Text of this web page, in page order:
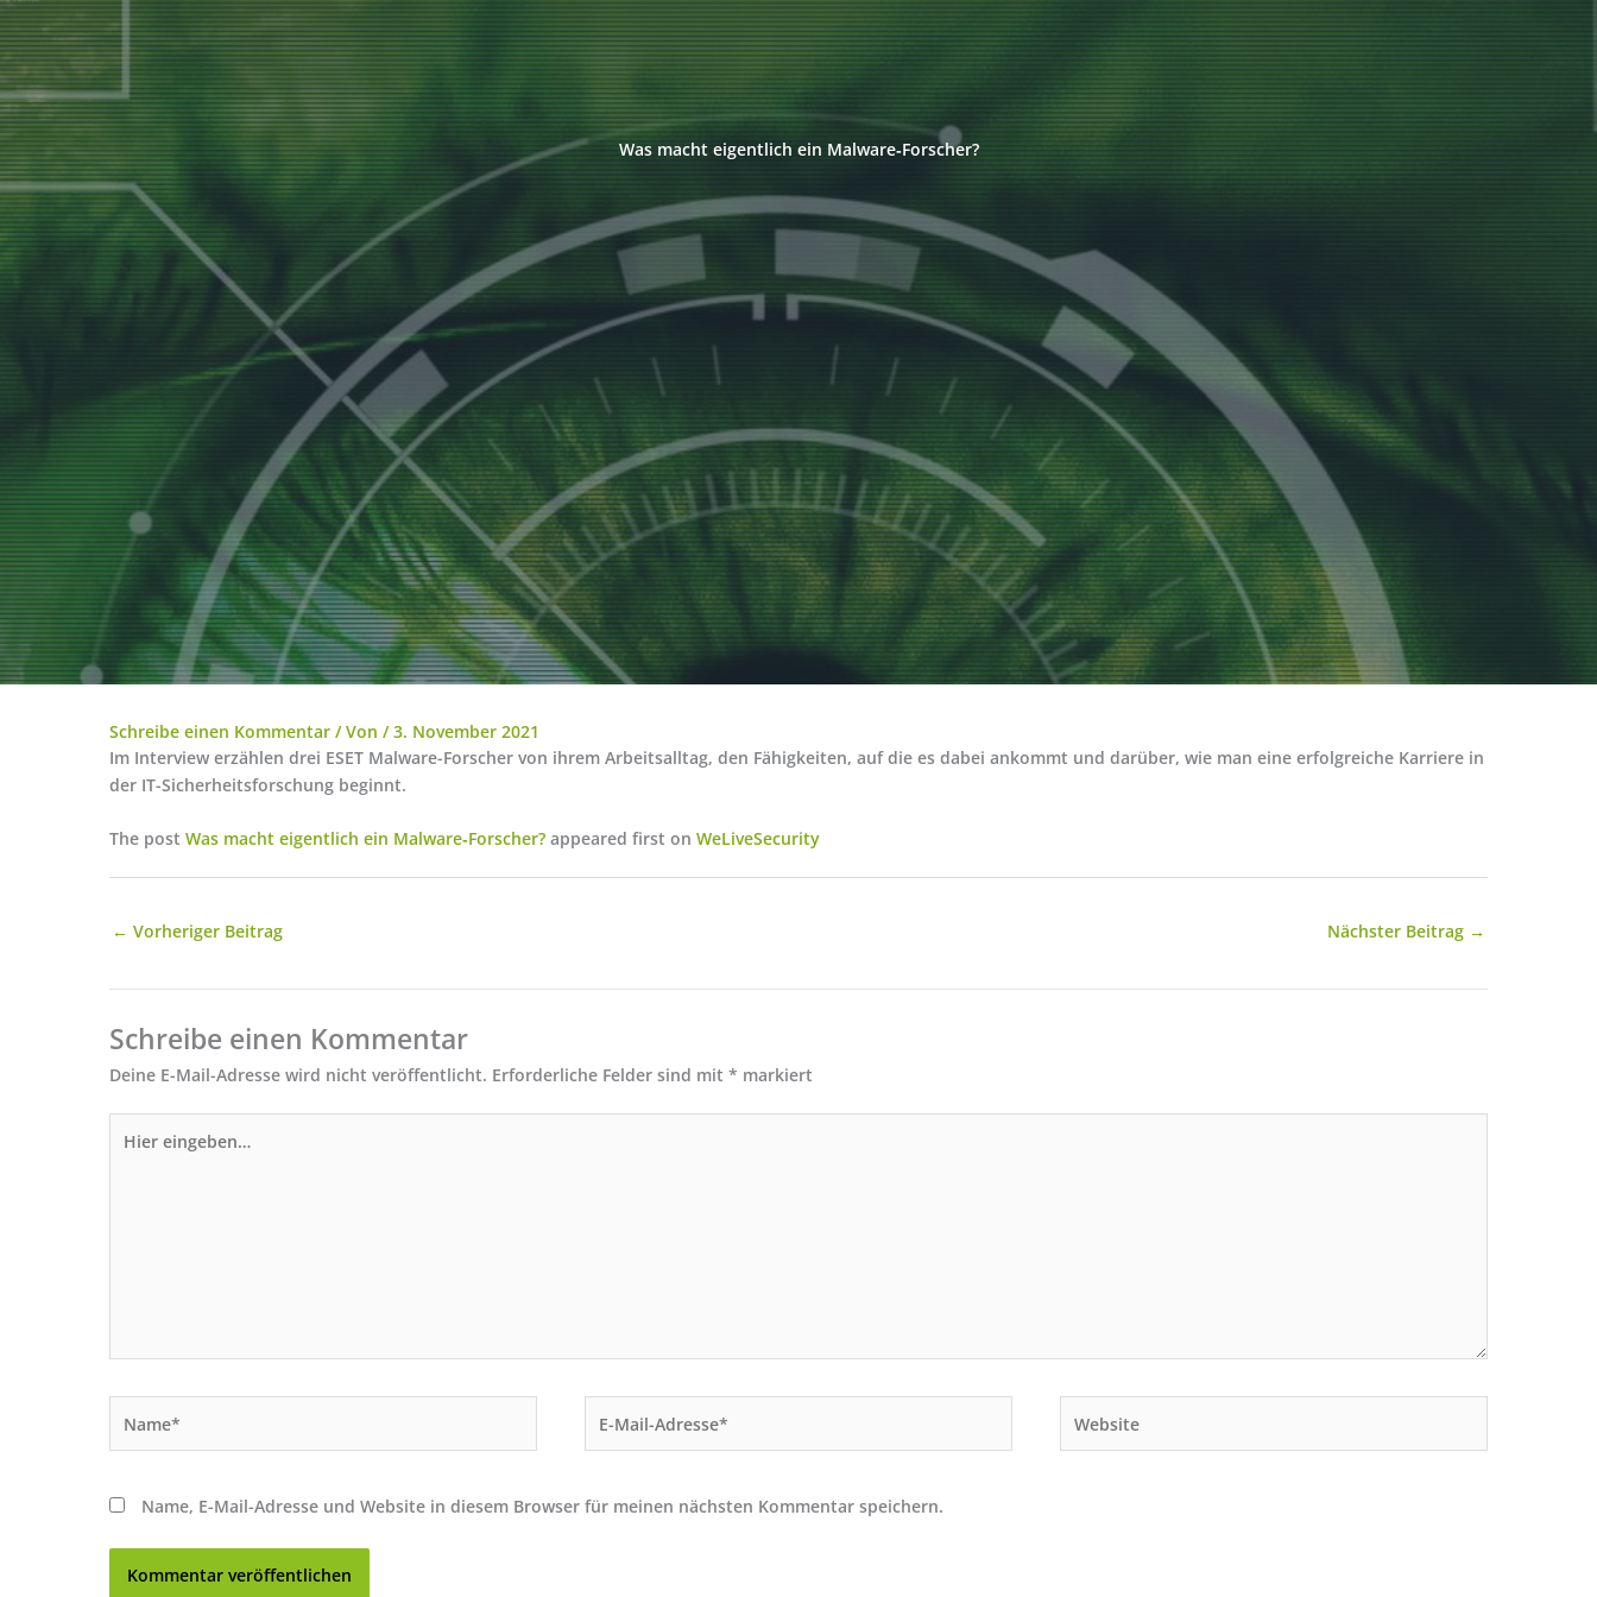
Was macht eigentlich ein Malware‑Forscher?
Schreibe einen Kommentar / Von /3. November 2021
Im Interview erzählen drei ESET Malware-Forscher von ihrem Arbeitsalltag, den Fähigkeiten, auf die es dabei ankommt und darüber, wie man eine erfolgreiche Karriere in
der IT-Sicherheitsforschung beginnt.
The post Was macht eigentlich ein Malware‑Forscher? appeared first on WeLiveSecurity
← Vorheriger Beitrag Nächster Beitrag →
Schreibe einen Kommentar
Deine E-Mail-Adresse wird nicht veröffentlicht. Erforderliche Felder sind mit * markiert
eingeben…
Mail-
Name, E-Mail-Adresse und Website in diesem Browser für meinen nächsten Kommentar speichern.